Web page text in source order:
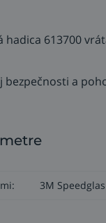
hadica 613700
bezpečnosti a
3M